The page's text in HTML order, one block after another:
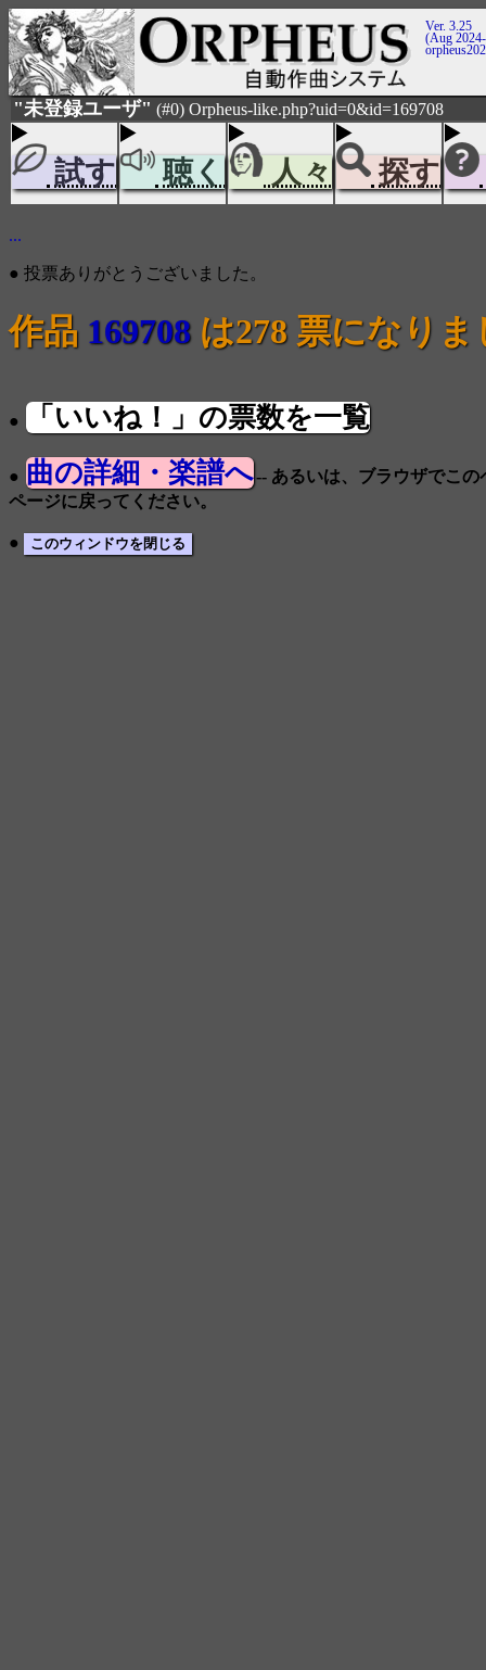
Ver. 3.25
(Aug
"未登録ユーザ" (#0) Orpheus-like.php?uid=0&id=169708
試す 聴く 人々 探す
...
● 投票ありがとうございました。
作品 169708 は278 票になりま
● 「いいね！」の票数を一覧
● 曲の詳細・楽譜へ-- あるいは、ブラウザでこ
ページに戻ってください。
●